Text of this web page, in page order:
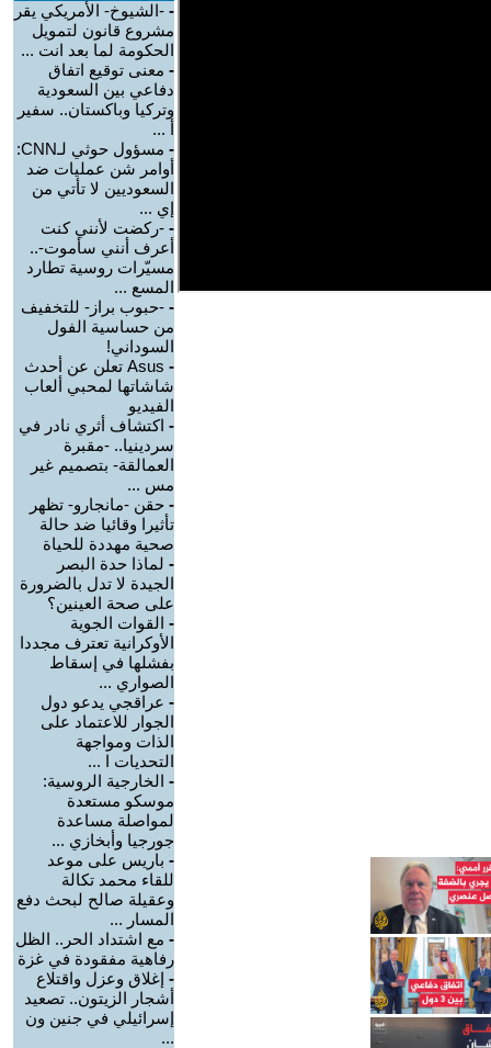
- -الشيوخ- الأمريكي يقر
مشروع قانون لتمويل
الحكومة لما بعد انت ...
- معنى توقيع اتفاق
دفاعي بين السعودية
وتركيا وباكستان.. سفير
أ ...
-
مسؤول حوثي لـCNN:
أوامر شن عمليات ضد
السعوديين لا تأتي من
إي ...
- -ركضت لأنني كنت
أعرف أنني سأموت-..
مسيّرات روسية تطارد
المسع ...
- -حبوب براز- للتخفيف
من حساسية الفول
السوداني!
-
Asus تعلن عن أحدث
شاشاتها لمحبي ألعاب
الفيديو
- اكتشاف أثري نادر في
سردينيا.. -مقبرة
العمالقة- بتصميم غير
مس ...
- حقن -مانجارو- تظهر
تأثيرا وقائيا ضد حالة
صحية مهددة للحياة
- لماذا حدة البصر
الجيدة لا تدل بالضرورة
على صحة العينين؟
- القوات الجوية
الأوكرانية تعترف مجددا
بفشلها في إسقاط
الصواري ...
- عراقجي يدعو دول
الجوار للاعتماد على
الذات ومواجهة
التحديات ا ...
- الخارجية الروسية:
موسكو مستعدة
لمواصلة مساعدة
جورجيا وأبخازي ...
- باريس على موعد
للقاء محمد تكالة
وعقيلة صالح لبحث دفع
المسار ...
- مع اشتداد الحر.. الظل
رفاهية مفقودة في غزة
- إغلاق وعزل واقتلاع
أشجار الزيتون.. تصعيد
إسرائيلي في جنين ون
...